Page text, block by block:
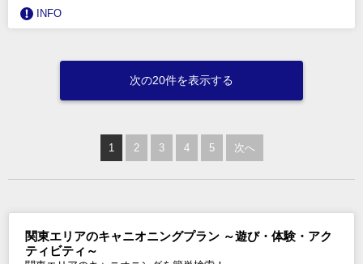
INFO
次の20件を表示する
1 2 3 4 5 次へ
関東エリアのキャニオニングプラン ～遊び・体験・アク
ティビティ～